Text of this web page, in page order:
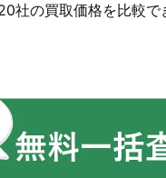
社の買取価格を比較